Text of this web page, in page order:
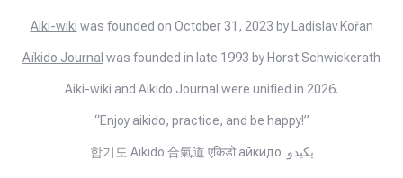
Aiki-wiki was founded on October 31, 2023 by Ladislav Kořan
Aïkido Journal was founded in late 1993 by Horst Schwickerath
Aiki-wiki and Aikido Journal were unified in 2026.
“Enjoy aikido, practice, and be happy!”
합기도 Aikido 合氣道 एकिडो айкидо يكيدو